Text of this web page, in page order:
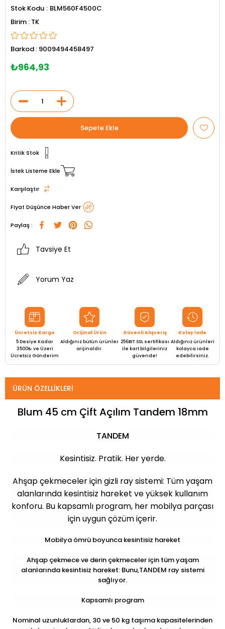
Stok Kodu
BLM560F4500C
TK
Barkod : 9009494458497
₺964,93
Kritik Stok
İstek Listeme Ekle
Karşılaştır
Fiyat Düşünce Haber Ver
Paylaş :
Tavsiye Et
Yorum Yaz
Ücretsiz Kargo
5 Desiye Kadar
3500₺ ve Üzeri
Ücretsiz Gönderim
Orijinal Ürün
Aldığınız bütün ürünler
orijinaldir.
Güvenli Alışveriş
256BIT SSL sertifikası
ile kart bilgileriniz
güvende!
Kolay İade
Aldığınız ürünleri
kolayca iade
edebilirsiniz.
ÜRÜN ÖZELLIKLERI
Blum 45 cm Çift Açılım Tandem 18mm
TANDEM
Kesintisiz. Pratik. Her yerde.
Ahşap çekmeceler için gizli ray sistemi: Tüm yaşam
alanlarında kesintisiz hareket ve yüksek kullanım
konforu. Bu kapsamlı program, her mobilya parçası
için uygun çözüm içerir.
Mobilya ömrü boyunca kesintisiz hareket
Ahşap çekmece ve derin çekmeceler için tüm yaşam
alanlarında kesintisiz hareket: Bunu,TANDEM ray sistemi
sağlıyor.
Kapsamlı program
Nominal uzunluklardan, 30 ve 50 kg taşıma kapasitelerinden